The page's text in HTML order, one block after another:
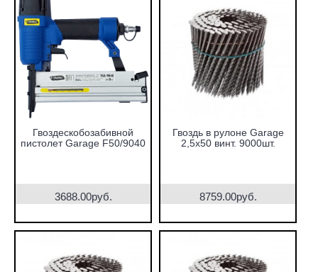
Гвоздескобозабивной
пистолет Garage F50/9040
3688.00руб.
Гвоздь в рулоне Garage
2,5х50 винт. 9000шт.
8759.00руб.